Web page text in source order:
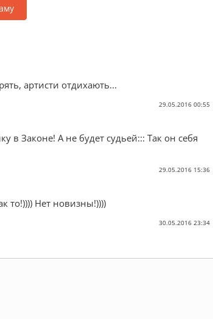
артисти отдихають...
29.05.2016 00:55
в Законе! А не будет судьей::: Так он себя
29.05.2016 15:36
то!)))) Нет новизны!))))
30.05.2016 23:34